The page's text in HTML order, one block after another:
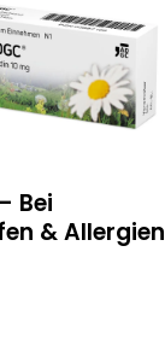
Bei
& Allergien